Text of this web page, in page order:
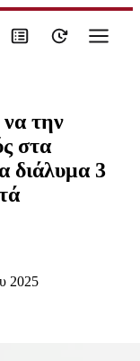
την
στα
διάλυμα 3
2025